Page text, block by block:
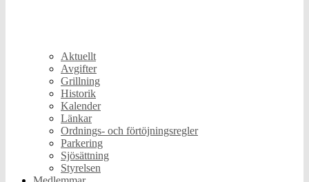
Aktuellt
Avgifter
Grillning
Historik
Kalender
Länkar
Ordnings- och förtöjningsregler
Parkering
Sjösättning
Styrelsen